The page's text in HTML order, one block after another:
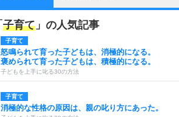
子育て 」の人気記事
子育て
怒鳴られて育った子どもは、消極的になる。
褒められて育った子どもは、積極的になる。
子どもを上手に叱る30の方法
子育て
消極的な性格の原因は、親の叱り方にあった。